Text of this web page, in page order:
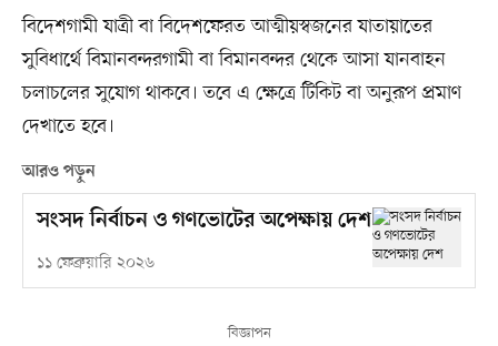
বিদেশগামী যাত্রী বা বিদেশফেরত আত্মীয়স্বজনের যাতায়াতের
সুবিধার্থে বিমানবন্দরগামী বা বিমানবন্দর থেকে আসা যানবাহন
চলাচলের সুযোগ থাকবে। তবে এ ক্ষেত্রে টিকিট বা অনুরূপ প্রমাণ
দেখাতে হবে।
আরও পড়ুন
সংসদ নির্বাচন ও গণভোটের অপেক্ষায় দেশ
১১ ফেব্রুয়ারি ২০২৬